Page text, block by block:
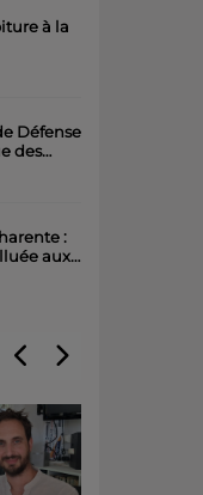
à la
Défense
des
:
aux